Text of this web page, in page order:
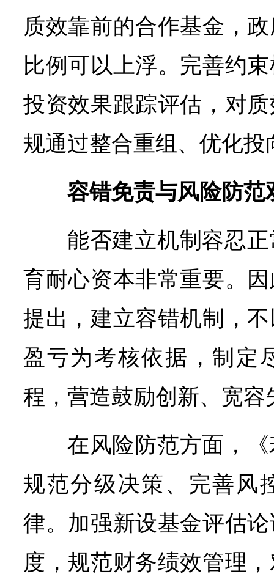
质效靠前的合作基金，
比例可以上浮。完善约
投资效果跟踪评估，对
规通过整合重组、优化
容错免责与风险防范
能否建立机制容忍
育耐心资本非常重要。
提出，建立容错机制，
盈亏为考核依据，制定
程，营造鼓励创新、宽
在风险防范方面，
规范分级决策、完善风
律。加强新设基金评估
度，规范财务绩效管理